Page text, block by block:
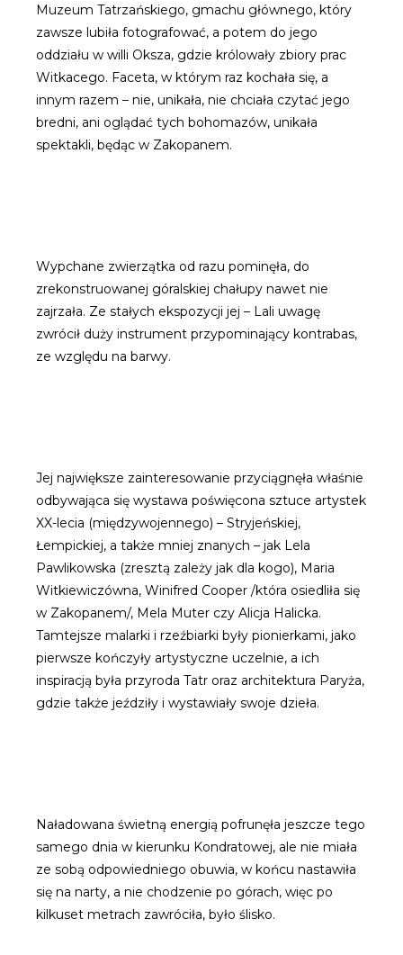
Muzeum Tatrzańskiego, gmachu głównego, który
zawsze lubiła fotografować, a potem do jego
oddziału w willi Oksza, gdzie królowały zbiory prac
Witkacego. Faceta, w którym raz kochała się, a
innym razem – nie, unikała, nie chciała czytać jego
bredni, ani oglądać tych bohomazów, unikała
spektakli, będąc w Zakopanem.
Wypchane zwierzątka od razu pominęła, do
zrekonstruowanej góralskiej chałupy nawet nie
zajrzała. Ze stałych ekspozycji jej – Lali uwagę
zwrócił duży instrument przypominający kontrabas,
ze względu na barwy.
Jej największe zainteresowanie przyciągnęła właśnie
odbywająca się wystawa poświęcona sztuce artystek
XX-lecia (międzywojennego) – Stryjeńskiej,
Łempickiej, a także mniej znanych – jak Lela
Pawlikowska (zresztą zależy jak dla kogo), Maria
Witkiewiczówna, Winifred Cooper /która osiedliła się
w Zakopanem/, Mela Muter czy Alicja Halicka.
Tamtejsze malarki i rzeźbiarki były pionierkami, jako
pierwsze kończyły artystyczne uczelnie, a ich
inspiracją była przyroda Tatr oraz architektura Paryża,
gdzie także jeździły i wystawiały swoje dzieła.
Naładowana świetną energią pofrunęła jeszcze tego
samego dnia w kierunku Kondratowej, ale nie miała
ze sobą odpowiedniego obuwia, w końcu nastawiła
się na narty, a nie chodzenie po górach, więc po
kilkuset metrach zawróciła, było ślisko.